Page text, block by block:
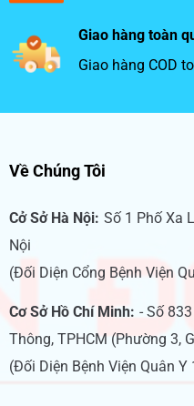
Giao hàng toàn
Giao hàng COD
Về Chúng Tôi
Cở Sở Hà Nội: Số 1 Phố Xa
Nội
(Đối Diện Cổng Bệnh Viện
Cơ Sở Hồ Chí Minh: - Số
Thông, TPHCM (Phường 3,
(Đối Diện Bệnh Viện Quân Y